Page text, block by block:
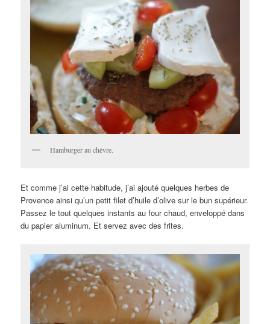
Hamburger au chèvre.
Et comme j’ai cette habitude, j’ai ajouté quelques herbes de
Provence ainsi qu’un petit filet d’huile d’olive sur le bun supérieur.
Passez le tout quelques instants au four chaud, enveloppé dans
du papier aluminum. Et servez avec des frites.